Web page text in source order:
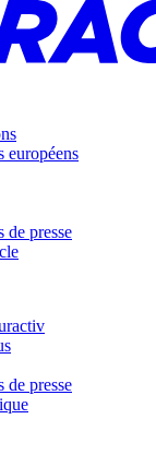
européens
de presse
de presse